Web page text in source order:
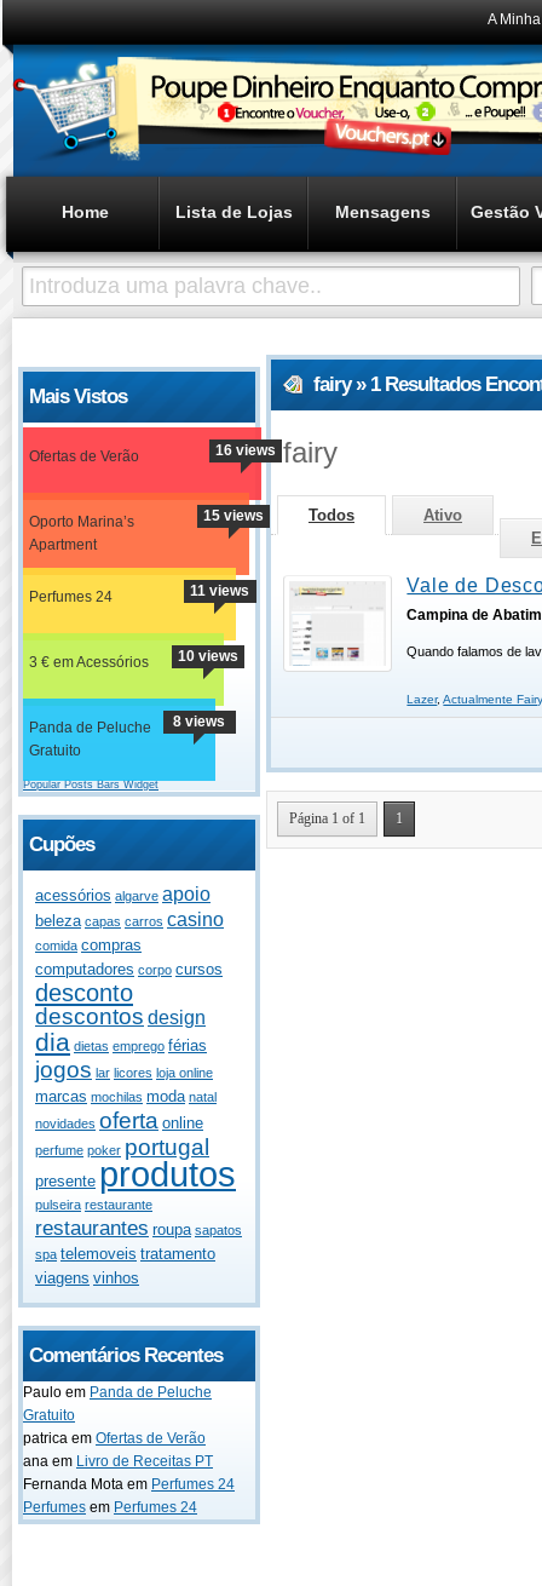
A
Home Lista de Lojas Mensagens Gestão
Mais Vistos
Ofertas de Verão 16 views
Oporto Marina’s
Apartment
15 views
Perfumes 24 11 views
3 € em Acessórios 10 views
Panda de Peluche
Gratuito
8 views
Popular Posts Bars Widget
Cupões
acessórios algarve apoio
beleza capas carros casino
comida compras
computadores corpo cursos
desconto
descontos design
dia dietas emprego férias
jogos lar licores loja online
marcas mochilas moda natal
novidades oferta online
perfume poker portugal
presente produtos
pulseira restaurante
restaurantes roupa sapatos
spa telemoveis tratamento
viagens vinhos
Comentários Recentes
Paulo em Panda de Peluche
Gratuito
patrica em Ofertas de Verão
ana em Livro de Receitas PT
Fernanda Mota em Perfumes 24
Perfumes em Perfumes 24
fairy » 1 Resultados
fairy
Todos
Ativo
Vale de
Campina de
Quando falamos de
Lazer,Actualmente Fairy
Página 1 of 1 1